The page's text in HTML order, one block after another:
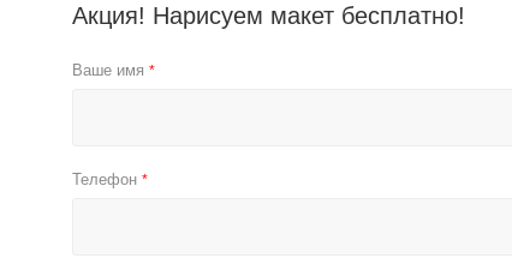
Акция! Нарисуем макет бесплатно!
Ваше имя *
Телефон *